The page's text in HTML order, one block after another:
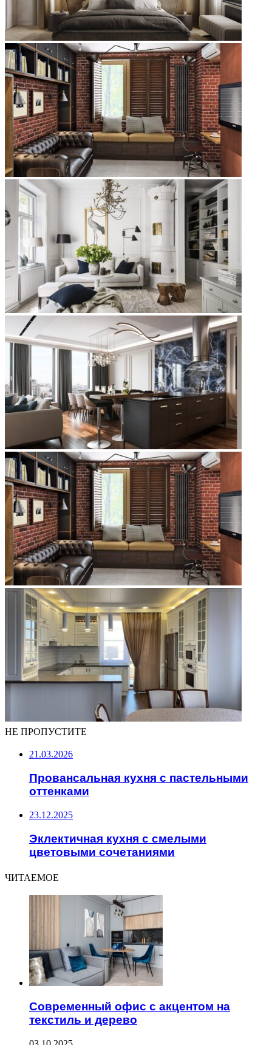
НЕ ПРОПУСТИТЕ
21.03.2026
Провансальная кухня с пастельными
оттенками
23.12.2025
Эклектичная кухня с смелыми
цветовыми сочетаниями
ЧИТАЕМОЕ
Современный офис с акцентом на
текстиль и дерево